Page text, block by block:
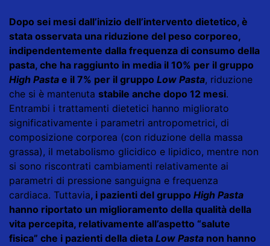
Dopo sei mesi dall’inizio dell’intervento dietetico, è
stata osservata una riduzione del peso corporeo,
indipendentemente dalla frequenza di consumo della
pasta, che ha raggiunto in media il 10% per il gruppo
High Pasta e il 7% per il gruppo Low Pasta, riduzione
che si è mantenuta stabile anche dopo 12 mesi.
Entrambi i trattamenti dietetici hanno migliorato
significativamente i parametri antropometrici, di
composizione corporea (con riduzione della massa
grassa), il metabolismo glicidico e lipidico, mentre non
si sono riscontrati cambiamenti relativamente ai
parametri di pressione sanguigna e frequenza
cardiaca. Tuttavia, i pazienti del gruppo High Pasta
hanno riportato un miglioramento della qualità della
vita percepita, relativamente all’aspetto “salute
fisica” che i pazienti della dieta Low Pasta non hanno